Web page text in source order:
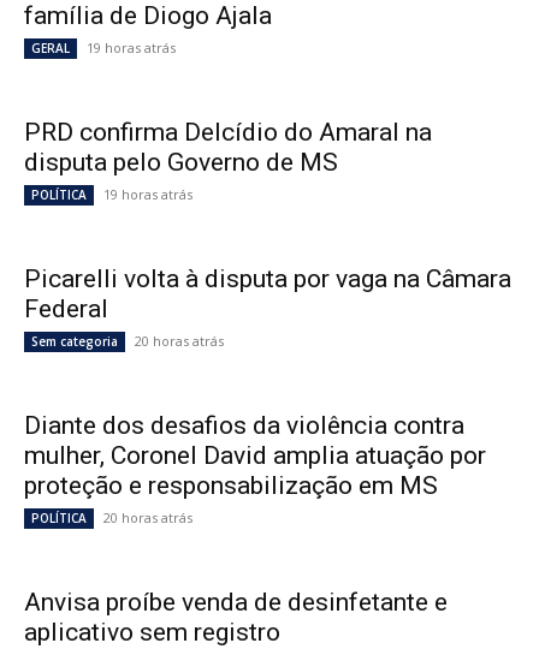
família de Diogo Ajala
GERAL 19 horas atrás
PRD confirma Delcídio do Amaral na
disputa pelo Governo de MS
POLÍTICA 19 horas atrás
Picarelli volta à disputa por vaga na Câmara
Federal
Sem categoria 20 horas atrás
Diante dos desafios da violência contra
mulher, Coronel David amplia atuação por
proteção e responsabilização em MS
POLÍTICA 20 horas atrás
Anvisa proíbe venda de desinfetante e
aplicativo sem registro